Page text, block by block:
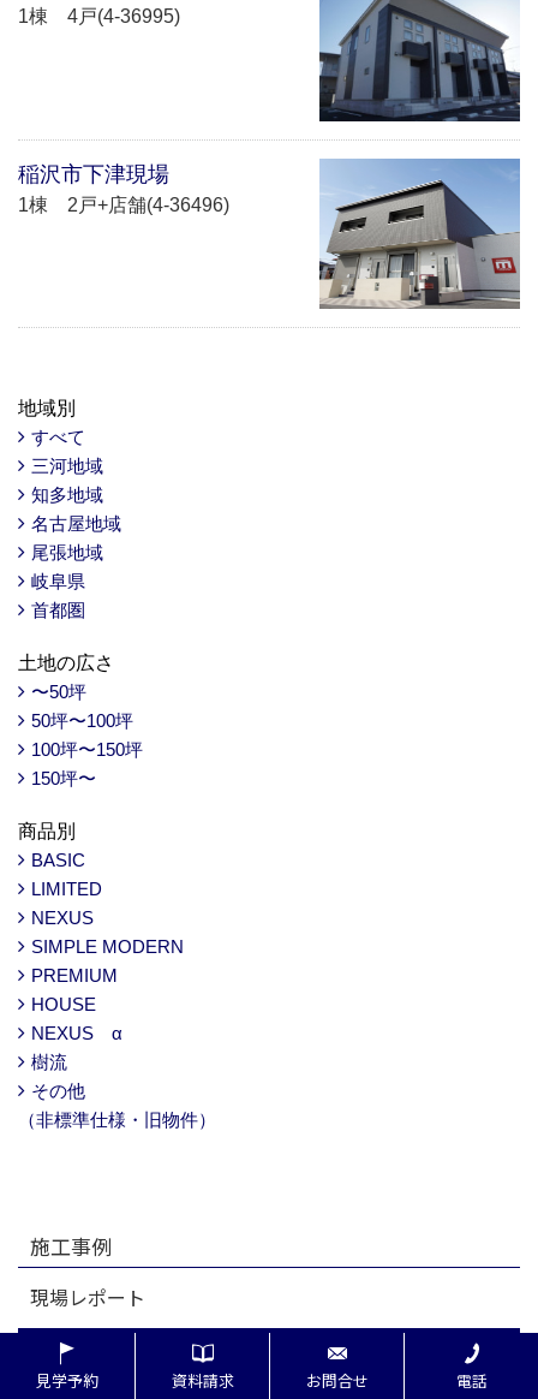
1棟 4戸(4-36995)
稲沢市下津現場
1棟 2戸+店舗(4-36496)
地域別
すべて
三河地域
知多地域
名古屋地域
尾張地域
岐阜県
首都圏
土地の広さ
〜50坪
50坪〜100坪
100坪〜150坪
150坪〜
商品別
BASIC
LIMITED
NEXUS
SIMPLE MODERN
PREMIUM
HOUSE
NEXUS α
樹流
その他
（非標準仕様・旧物件）
施工事例
現場レポート
完工事例
見学予約 資料請求 お問合せ 電話